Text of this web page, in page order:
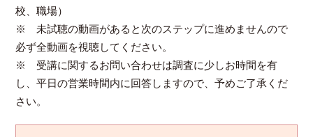
校、職場）
※ 未試聴の動画があると次のステップに進めませんので
必ず全動画を視聴してください。
※ 受講に関するお問い合わせは調査に少しお時間を有
し、平日の営業時間内に回答しますので、予めご了承くだ
さい。